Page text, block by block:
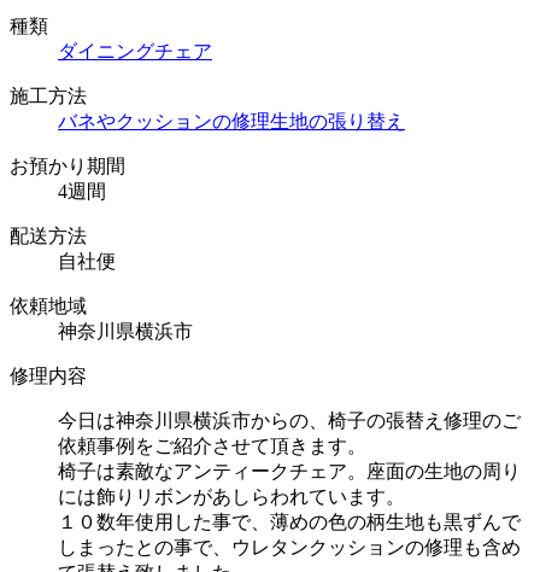
種類
ダイニングチェア
施工方法
バネやクッションの修理生地の張り替え
お預かり期間
4週間
配送方法
自社便
依頼地域
神奈川県横浜市
修理内容
今日は神奈川県横浜市からの、椅子の張替え修理のご
依頼事例をご紹介させて頂きます。
椅子は素敵なアンティークチェア。座面の生地の周り
には飾りリボンがあしらわれています。
１０数年使用した事で、薄めの色の柄生地も黒ずんで
しまったとの事で、ウレタンクッションの修理も含め